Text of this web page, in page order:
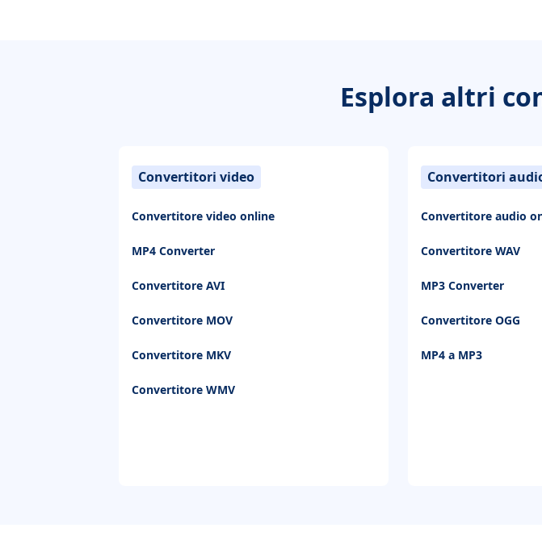
Esplora altri
Convertitori video
Convertitore video online
MP4 Converter
Convertitore AVI
Convertitore MOV
Convertitore MKV
Convertitore WMV
Convertitori
Convertitore audio
Convertitore WAV
MP3 Converter
Convertitore OGG
MP4 a MP3